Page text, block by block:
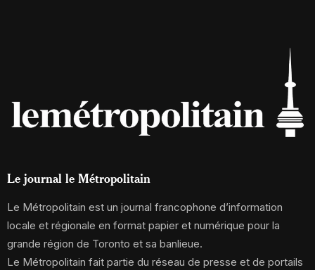
Le journal le Métropolitain
Le Métropolitain est un journal francophone d’information
locale et régionale en format papier et numérique pour la
grande région de Toronto et sa banlieue.
Le Métropolitain fait partie du réseau de presse et de portails